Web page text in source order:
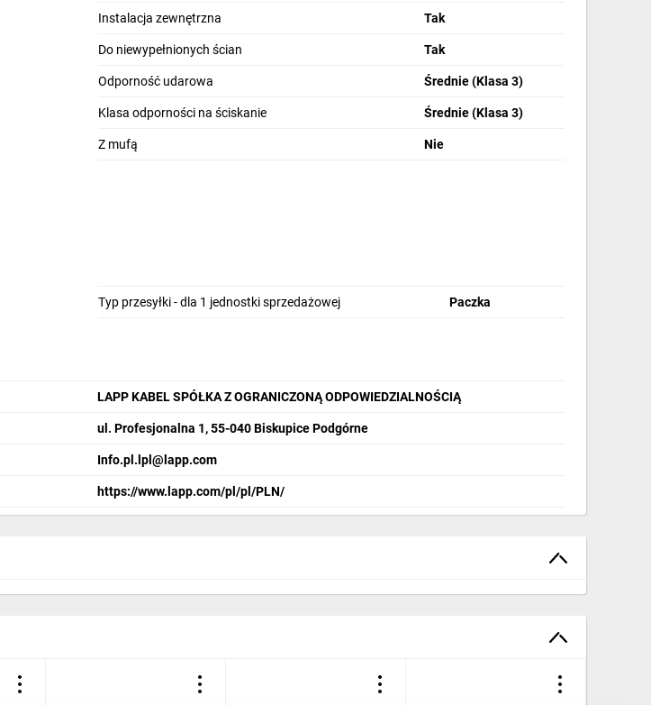
Instalacja zewnętrzna Tak
Do niewypełnionych ścian Tak
Odporność udarowa Średnie (Klasa 3)
Klasa odporności na ściskanie Średnie (Klasa 3)
Z mufą Nie
Typ przesyłki - dla 1 jednostki sprzedażowej Paczka
LAPP KABEL SPÓŁKA Z OGRANICZONĄ ODPOWIEDZIALNOŚCIĄ
ul. Profesjonalna 1, 55-040 Biskupice Podgórne
Info.pl.lpl@lapp.com
https://www.lapp.com/pl/pl/PLN/